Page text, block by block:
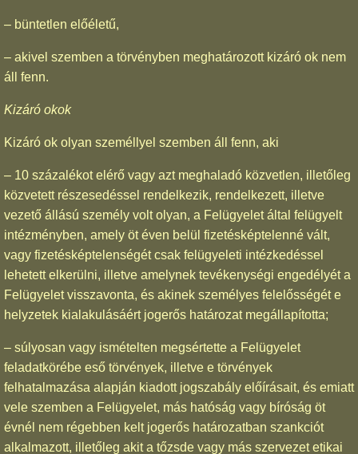
– büntetlen előéletű,
– akivel szemben a törvényben meghatározott kizáró ok nem
áll fenn.
Kizáró okok
Kizáró ok olyan személlyel szemben áll fenn, aki
– 10 százalékot elérő vagy azt meghaladó közvetlen, illetőleg
közvetett részesedéssel rendelkezik, rendelkezett, illetve
vezető állású személy volt olyan, a Felügyelet által felügyelt
intézményben, amely öt éven belül fizetésképtelenné vált,
vagy fizetésképtelenségét csak felügyeleti intézkedéssel
lehetett elkerülni, illetve amelynek tevékenységi engedélyét a
Felügyelet visszavonta, és akinek személyes felelősségét e
helyzetek kialakulásáért jogerős határozat megállapította;
– súlyosan vagy ismételten megsértette a Felügyelet
feladatkörébe eső törvények, illetve e törvények
felhatalmazása alapján kiadott jogszabály előírásait, és emiatt
vele szemben a Felügyelet, más hatóság vagy bíróság öt
évnél nem régebben kelt jogerős határozatban szankciót
alkalmazott, illetőleg akit a tőzsde vagy más szervezet etikai